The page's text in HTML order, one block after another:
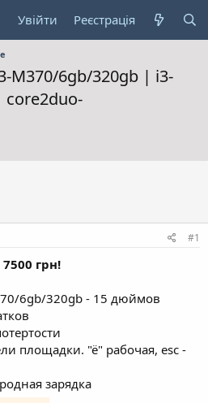
Увійти Реєстрація
M370/6gb/320gb | i3-
core2duo-
#1
грн!
6gb/320gb - 15 дюймов
площадки. "ё" рабочая, esc -
зарядка